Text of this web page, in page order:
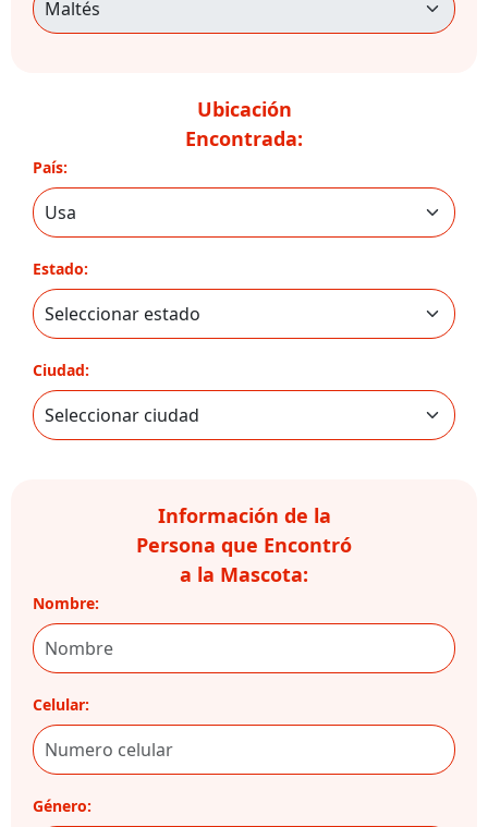
Ubicación
Encontrada:
País:
Estado:
Ciudad:
Información de la
Persona que Encontró
a la Mascota:
Nombre:
Celular:
Género: